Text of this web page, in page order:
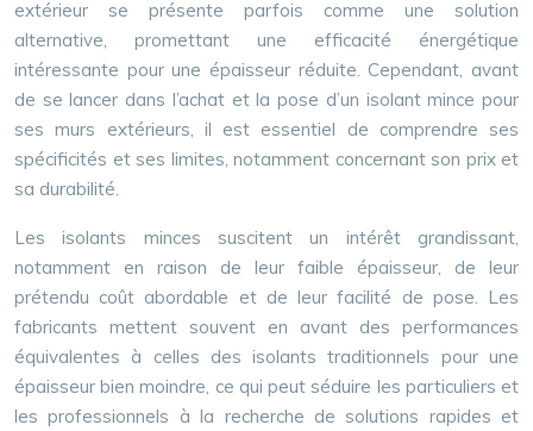
extérieur se présente parfois comme une solution
alternative, promettant une efficacité énergétique
intéressante pour une épaisseur réduite. Cependant, avant
de se lancer dans l’achat et la pose d’un isolant mince pour
ses murs extérieurs, il est essentiel de comprendre ses
spécificités et ses limites, notamment concernant son prix et
sa durabilité.
Les isolants minces suscitent un intérêt grandissant,
notamment en raison de leur faible épaisseur, de leur
prétendu coût abordable et de leur facilité de pose. Les
fabricants mettent souvent en avant des performances
équivalentes à celles des isolants traditionnels pour une
épaisseur bien moindre, ce qui peut séduire les particuliers et
les professionnels à la recherche de solutions rapides et